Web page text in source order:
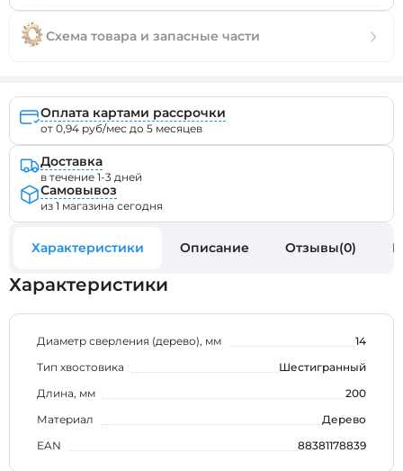
Схема товара и запасные части
Характеристики Описание Отзывы(0)
Характеристики
Диаметр сверления (дерево), мм
14
Тип хвостовика
Шестигранный
Длина, мм
200
Материал
Дерево
EAN
88381178839
Оплата картами рассрочки
от 0,94 руб/мес до 5 месяцев
Доставка
в течение 1-3 дней
Самовывоз
из 1 магазина сегодня